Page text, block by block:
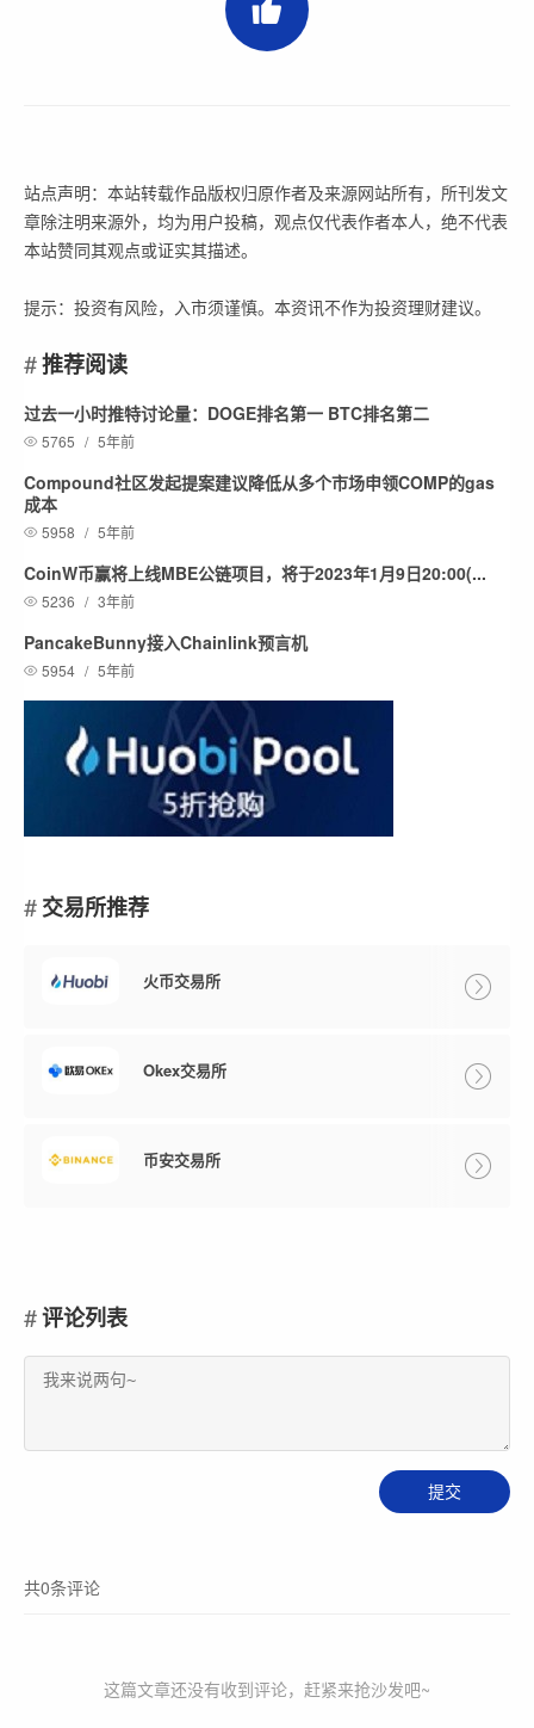
站点声明：本站转载作品版权归原作者及来源网站所有，所刊发文
章除注明来源外，均为用户投稿，观点仅代表作者本人，绝不代表
本站赞同其观点或证实其描述。
提示：投资有风险，入市须谨慎。本资讯不作为投资理财建议。
推荐阅读
过去一小时推特讨论量：DOGE排名第一 BTC排名第二
5765 / 5年前
Compound社区发起提案建议降低从多个市场申领COMP的gas
成本
5958 / 5年前
CoinW币赢将上线MBE公链项目，将于2023年1月9日20:00(...
5236 / 3年前
PancakeBunny接入Chainlink预言机
5954 / 5年前
交易所推荐
火币交易所
Okex交易所
币安交易所
评论列表
共0条评论
这篇文章还没有收到评论，赶紧来抢沙发吧~